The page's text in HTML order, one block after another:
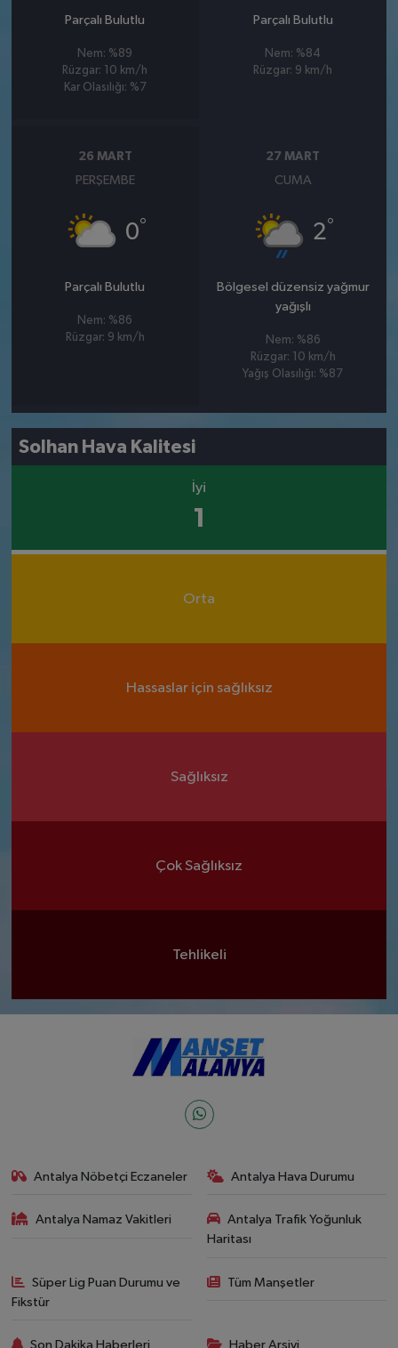
Parçalı Bulutlu
Nem: %89
Rüzgar: 10 km/h
Kar Olasılığı: %7
Parçalı Bulutlu
Nem: %84
Rüzgar: 9 km/h
26 MART
PERŞEMBE
0°
Parçalı Bulutlu
Nem: %86
Rüzgar: 9 km/h
27 MART
CUMA
2°
Bölgesel düzensiz yağmur
yağışlı
Nem: %86
Rüzgar: 10 km/h
Yağış Olasılığı: %87
Solhan Hava Kalitesi
İyi
1
Orta
Hassaslar için sağlıksız
Sağlıksız
Çok Sağlıksız
Tehlikeli
Antalya Nöbetçi Eczaneler Antalya Hava Durumu
Antalya Namaz Vakitleri
Antalya Trafik Yoğunluk
Haritası
Süper Lig Puan Durumu ve
Fikstür
Tüm Manşetler
Son Dakika Haberleri Haber Arşivi